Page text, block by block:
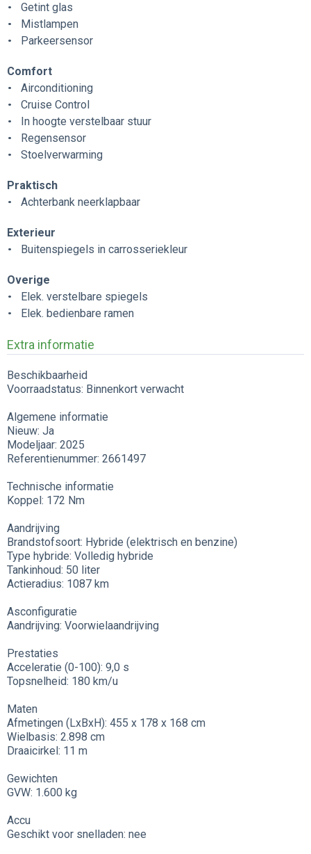
Getint glas
Mistlampen
Parkeersensor
Comfort
Airconditioning
Cruise Control
In hoogte verstelbaar stuur
Regensensor
Stoelverwarming
Praktisch
Achterbank neerklapbaar
Exterieur
Buitenspiegels in carrosseriekleur
Overige
Elek. verstelbare spiegels
Elek. bedienbare ramen
Extra informatie
Beschikbaarheid
Voorraadstatus: Binnenkort verwacht
Algemene informatie
Nieuw: Ja
Modeljaar: 2025
Referentienummer: 2661497
Technische informatie
Koppel: 172 Nm
Aandrijving
Brandstofsoort: Hybride (elektrisch en benzine)
Type hybride: Volledig hybride
Tankinhoud: 50 liter
Actieradius: 1087 km
Asconfiguratie
Aandrijving: Voorwielaandrijving
Prestaties
Acceleratie (0-100): 9,0 s
Topsnelheid: 180 km/u
Maten
Afmetingen (LxBxH): 455 x 178 x 168 cm
Wielbasis: 2.898 cm
Draaicirkel: 11 m
Gewichten
GVW: 1.600 kg
Accu
Geschikt voor snelladen: nee